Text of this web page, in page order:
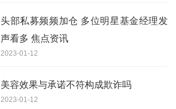
头部私募频频加仓 多位明星基金经理发
声看多 焦点资讯
2023-01-12
美容效果与承诺不符构成欺诈吗
2023-01-12